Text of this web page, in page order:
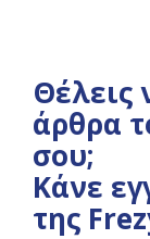
Θέλεις
άρθρα
σου;
Κάνε
της